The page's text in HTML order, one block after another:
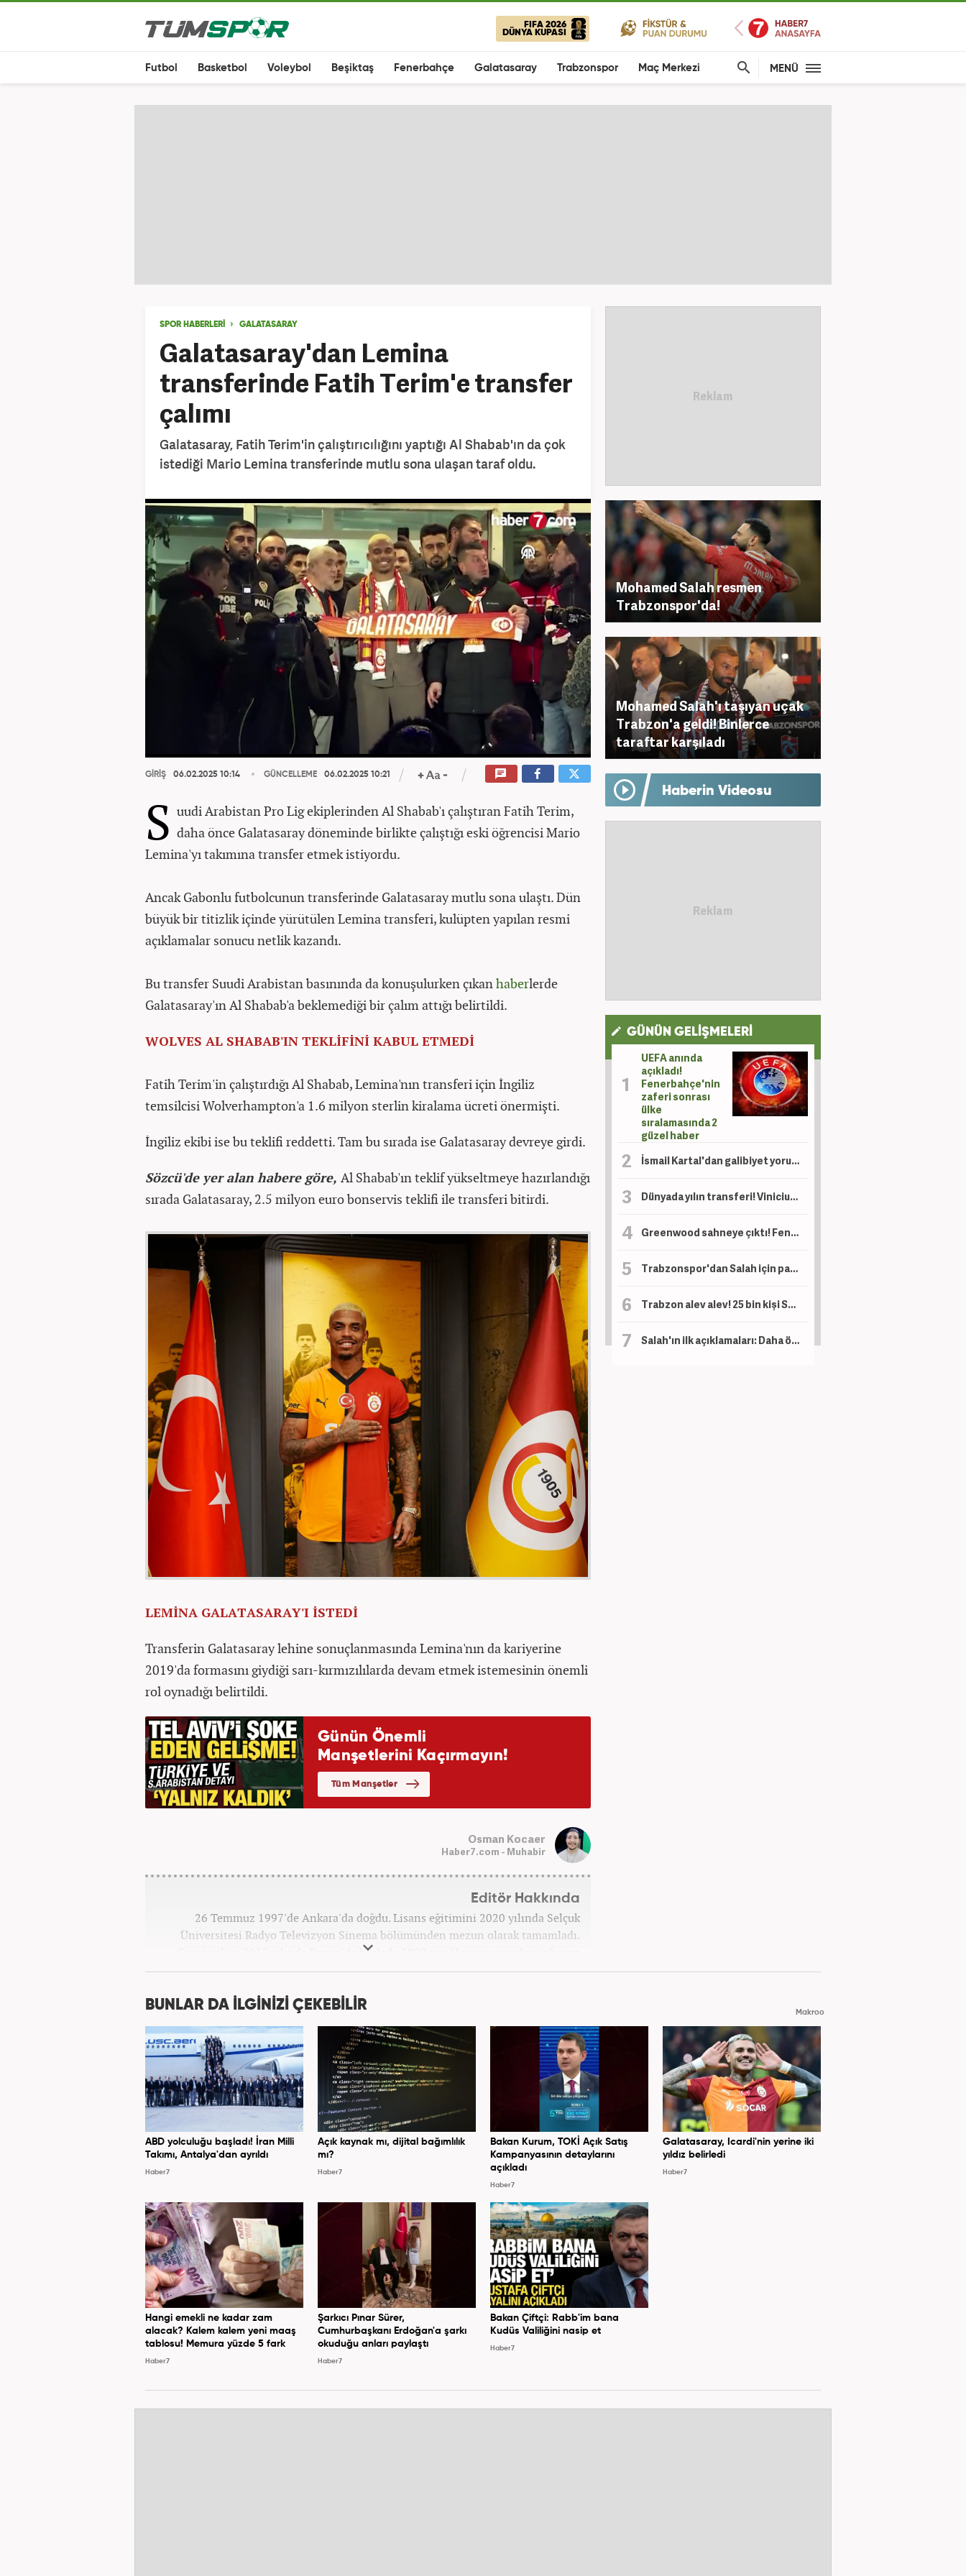
FIFA 2026
DÜNYA KUPASI
Futbol Basketbol Voleybol Beşiktaş Fenerbahçe Galatasaray Trabzonspor Maç Merkezi MENÜ
SPOR HABERLERİ GALATASARAY
Galatasaray'dan Lemina
transferinde Fatih Terim'e transfer
çalımı
Galatasaray, Fatih Terim'in çalıştırıcılığını yaptığı Al Shabab'ın da çok
istediği Mario Lemina transferinde mutlu sona ulaşan taraf oldu.
GİRİŞ 06.02.2025 10:14 GÜNCELLEME 06.02.2025 10:21
S uudi Arabistan Pro Lig ekiplerinden Al Shabab'ı çalıştıran Fatih Terim,
daha önce Galatasaray döneminde birlikte çalıştığı eski öğrencisi Mario
Lemina'yı takımına transfer etmek istiyordu.
Ancak Gabonlu futbolcunun transferinde Galatasaray mutlu sona ulaştı. Dün
büyük bir titizlik içinde yürütülen Lemina transferi, kulüpten yapılan resmi
açıklamalar sonucu netlik kazandı.
Bu transfer Suudi Arabistan basınında da konuşulurken çıkanhaberlerde
Galatasaray'ın Al Shabab'a beklemediği bir çalım attığı belirtildi.
WOLVES AL SHABAB'IN TEKLİFİNİ KABUL ETMEDİ
Fatih Terim'in çalıştırdığı Al Shabab, Lemina'nın transferi için İngiliz
temsilcisi Wolverhampton'a 1.6 milyon sterlin kiralama ücreti önermişti.
İngiliz ekibi ise bu teklifi reddetti. Tam bu sırada ise Galatasaray devreye girdi.
Sözcü'de yer alan habere göre, Al Shabab'ın teklif yükseltmeye hazırlandığı
sırada Galatasaray, 2.5 milyon euro bonservis teklifi ile transferi bitirdi.
LEMİNA GALATASARAY'I İSTEDİ
Transferin Galatasaray lehine sonuçlanmasında Lemina'nın da kariyerine
2019'da formasını giydiği sarı-kırmızılılarda devam etmek istemesinin önemli
rol oynadığı belirtildi.
Osman Kocaer
Haber7.com - Muhabir
Editör Hakkında
26 Temmuz 1997'de Ankara'da doğdu. Lisans eğitimini 2020 yılında Selçuk
Üniversitesi Radyo Televizyon Sinema bölümünden mezun olarak tamamladı.
Gazeteciliğe 2017 yılında Konya'da başladı. 2022'nin Haziran ayından itibaren
Haber7.com'da mesleki hayatına devam etmektedir.
Mohamed Salah resmen
Trabzonspor'da!
Mohamed Salah'ı taşıyan uçak
Trabzon'a geldi! Binlerce
taraftar karşıladı
Haberin Videosu
GÜNÜN GELİŞMELERİ
UEFA anında
açıkladı!
Fenerbahçe'nin
zaferi sonrası
ülke
sıralamasında 2
güzel haber
İsmail Kartal'dan galibiyet yorumu
Dünyada yılın transferi! Vinicius için 120 milyon Euro'luk teklif
Greenwood sahneye çıktı! Fenerbahçe tur kapısını araladı
Trabzonspor'dan Salah için paylaşım yağmuru
Trabzon alev alev! 25 bin kişi Salah'ı karşıladı
Salah'ın ilk açıklamaları: Daha önce böyle bir şey görmedim
BUNLAR DA İLGİNİZİ ÇEKEBİLİR Makroo
ABD yolculuğu başladı! İran Milli
Takımı, Antalya'dan ayrıldı
Haber7
Açık kaynak mı, dijital bağımlılık
mı?
Haber7
Bakan Kurum, TOKİ Açık Satış
Kampanyasının detaylarını
açıkladı
Haber7
Galatasaray, Icardi'nin yerine iki
yıldız belirledi
Haber7
Hangi emekli ne kadar zam
alacak? Kalem kalem yeni maaş
tablosu! Memura yüzde 5 fark
Haber7
Şarkıcı Pınar Sürer,
Cumhurbaşkanı Erdoğan'a şarkı
okuduğu anları paylaştı
Haber7
Bakan Çiftçi: Rabb'im bana
Kudüs Valiliğini nasip et
Haber7